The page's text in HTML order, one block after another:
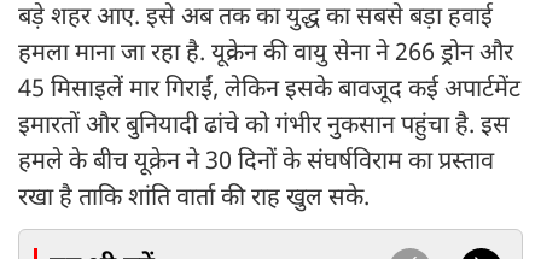
बड़े शहर आए. इसे अब तक का युद्ध का सबसे बड़ा हवाई
हमला माना जा रहा है. यूक्रेन की वायु सेना ने 266 ड्रोन और
45 मिसाइलें मार गिराईं, लेकिन इसके बावजूद कई अपार्टमेंट
इमारतों और बुनियादी ढांचे को गंभीर नुकसान पहुंचा है. इस
हमले के बीच यूक्रेन ने 30 दिनों के संघर्षविराम का प्रस्ताव
रखा है ताकि शांति वार्ता की राह खुल सके.